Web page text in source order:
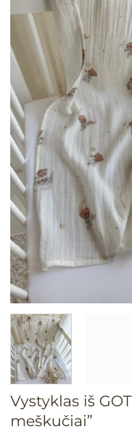
Vystyklas iš
meškučiai”